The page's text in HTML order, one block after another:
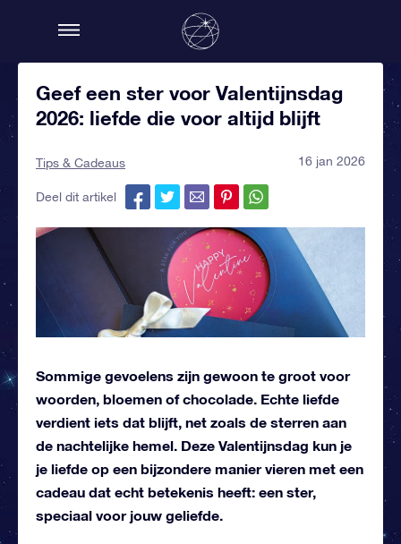
Geef een ster voor Valentijnsdag
2026: liefde die voor altijd blijft
Tips & Cadeaus 16 jan 2026
Deel dit artikel
Sommige gevoelens zijn gewoon te groot voor
woorden, bloemen of chocolade. Echte liefde
verdient iets dat blijft, net zoals de sterren aan
de nachtelijke hemel. Deze Valentijnsdag kun je
je liefde op een bijzondere manier vieren met een
cadeau dat echt betekenis heeft: een ster,
speciaal voor jouw geliefde.